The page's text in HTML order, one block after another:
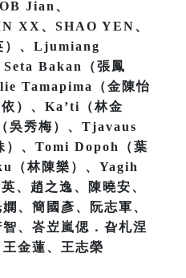
Jian、
XX、SHAO YEN、
）、Ljumiang
Bakan（張鳳
Tamapima（金陳怡
）、Ka’ti（林金
吳秀梅）、Tjavaus
、Tomi Dopoh（葉
（林陳樂）、Yagih
、趙之逸、陳曉安、
、簡國彥、阮志軍、
、峇岦嵐偲．旮札涅
金蓮、王志榮